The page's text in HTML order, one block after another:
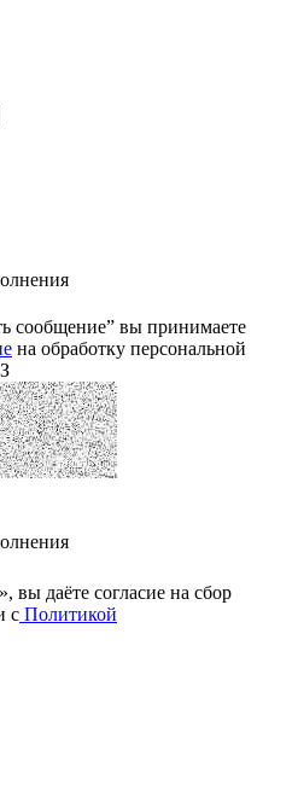
сообщение” вы принимаете
на обработку персональной
вы даёте cогласие на сбор
с Политикой